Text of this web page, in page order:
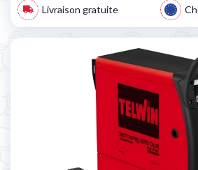
Livraison gratuite